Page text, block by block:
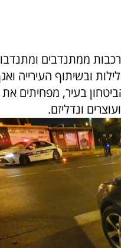
ממתנדבים
ובשיתוף העירייה
בעיר, מפחיתים
ונדליזם.